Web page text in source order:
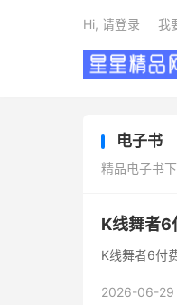
Hi, 请登录 我
电子书
精品电子书
K线舞者
K线舞者6付
2026-06-29